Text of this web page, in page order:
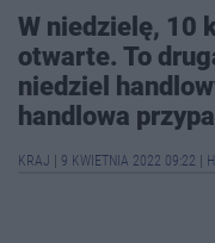
W niedzielę, 10
otwarte. To
niedziel
handlowa
KRAJ 9 KWIETNIA 2022 09:22